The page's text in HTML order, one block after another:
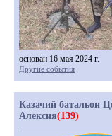
основан 16 мая 2024 г.
Другие события
Казачий батальон
Алексия(139)